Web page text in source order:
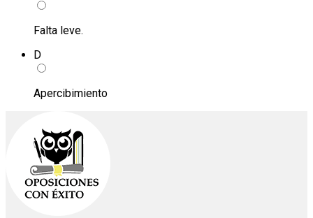
Falta leve.
D
Apercibimiento